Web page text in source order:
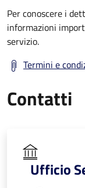
Per conoscere i
informazioni
servizio.
Termini e
Contatti
Ufficio